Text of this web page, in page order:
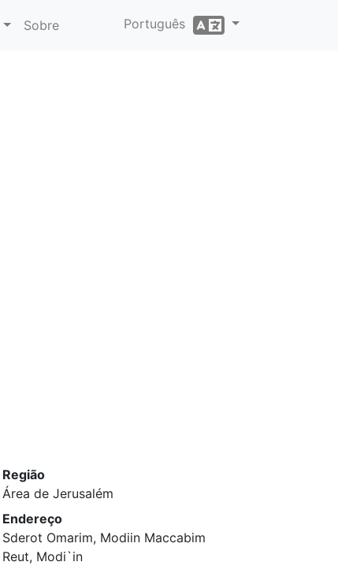
Sobre Português
Região
Área de Jerusalém
Endereço
Sderot Omarim, Modiin Maccabim
Reut, Modi`in